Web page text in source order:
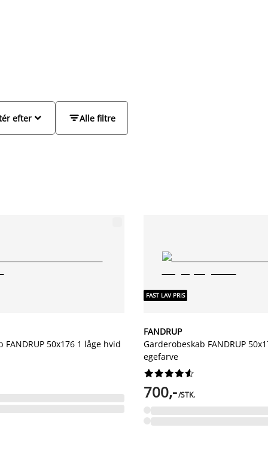
Alle filtre

efter
FANDRUP 50x176 1 låge hvid
FAST LAV PRIS
FANDRUP
Garderobeskab FANDRUP
egefarve






700,-/STK.